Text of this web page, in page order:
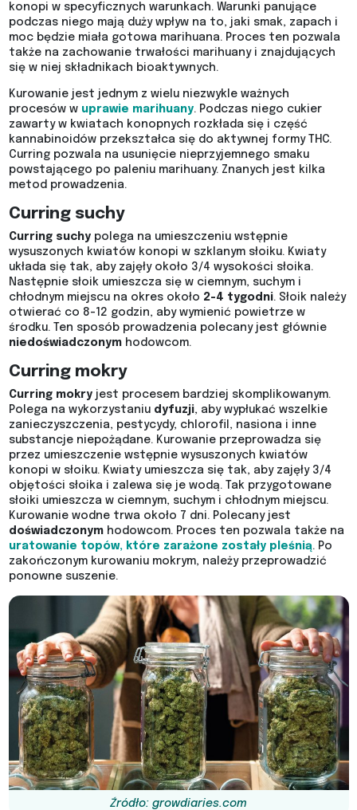
konopi w specyficznych warunkach. Warunki panujące
podczas niego mają duży wpływ na to, jaki smak, zapach i
moc będzie miała gotowa marihuana. Proces ten pozwala
także na zachowanie trwałości marihuany i znajdujących
się w niej składnikach bioaktywnych.
Kurowanie jest jednym z wielu niezwykle ważnych
procesów w uprawie marihuany. Podczas niego cukier
zawarty w kwiatach konopnych rozkłada się i część
kannabinoidów przekształca się do aktywnej formy THC.
Curring pozwala na usunięcie nieprzyjemnego smaku
powstającego po paleniu marihuany. Znanych jest kilka
metod prowadzenia.
Curring suchy
Curring suchypolega na umieszczeniu wstępnie
wysuszonych kwiatów konopi w szklanym słoiku. Kwiaty
układa się tak, aby zajęły około 3/4 wysokości słoika.
Następnie słoik umieszcza się w ciemnym, suchym i
chłodnym miejscu na okres około 2-4 tygodni. Słoik należy
otwierać co 8-12 godzin, aby wymienić powietrze w
środku. Ten sposób prowadzenia polecany jest głównie
niedoświadczonymhodowcom.
Curring mokry
Curring mokryjest procesem bardziej skomplikowanym.
Polega na wykorzystaniu dyfuzji, aby wypłukać wszelkie
zanieczyszczenia, pestycydy, chlorofil, nasiona i inne
substancje niepożądane. Kurowanie przeprowadza się
przez umieszczenie wstępnie wysuszonych kwiatów
konopi w słoiku. Kwiaty umieszcza się tak, aby zajęły 3/4
objętości słoika i zalewa się je wodą. Tak przygotowane
słoiki umieszcza w ciemnym, suchym i chłodnym miejscu.
Kurowanie wodne trwa około 7 dni. Polecany jest
doświadczonymhodowcom. Proces ten pozwala także na
uratowanie topów, które zarażone zostały pleśnią. Po
zakończonym kurowaniu mokrym, należy przeprowadzić
ponowne suszenie.
Źródło: growdiaries.com